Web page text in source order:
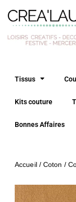
contenu
Tissus
Kits couture
Bonnes Affaires
Accueil/Coton /